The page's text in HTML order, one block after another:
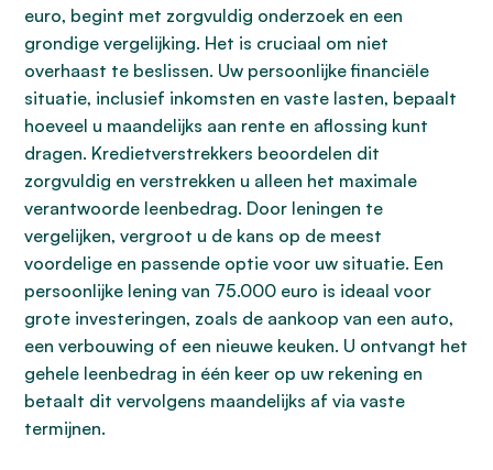
euro, begint met zorgvuldig onderzoek en een
grondige vergelijking. Het is cruciaal om niet
overhaast te beslissen. Uw persoonlijke financiële
situatie, inclusief inkomsten en vaste lasten, bepaalt
hoeveel u maandelijks aan rente en aflossing kunt
dragen. Kredietverstrekkers beoordelen dit
zorgvuldig en verstrekken u alleen het maximale
verantwoorde leenbedrag. Door leningen te
vergelijken, vergroot u de kans op de meest
voordelige en passende optie voor uw situatie. Een
persoonlijke lening van 75.000 euro is ideaal voor
grote investeringen, zoals de aankoop van een auto,
een verbouwing of een nieuwe keuken. U ontvangt het
gehele leenbedrag in één keer op uw rekening en
betaalt dit vervolgens maandelijks af via vaste
termijnen.